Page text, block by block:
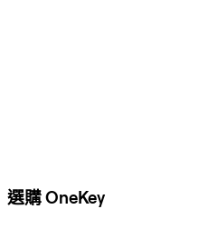
選購 OneKey